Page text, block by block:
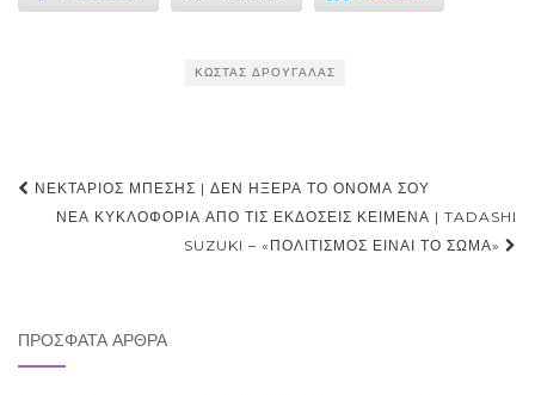
ΚΏΣΤΑΣ ΔΡΟΥΓΑΛΆΣ
Post
navigation
ΝΕΚΤΆΡΙΟΣ ΜΠΈΣΗΣ | ΔΕΝ ΉΞΕΡΑ ΤΟ ΌΝΟΜΑ ΣΟΥ
ΝΈΑ ΚΥΚΛΟΦΟΡΊΑ ΑΠΌ ΤΙΣ ΕΚΔΌΣΕΙΣ ΚΕΊΜΕΝΑ | TADASHI
SUZUKI – «ΠΟΛΙΤΙΣΜΌΣ ΕΊΝΑΙ ΤΟ ΣΏΜΑ»
ΠΡΌΣΦΑΤΑ ΆΡΘΡΑ